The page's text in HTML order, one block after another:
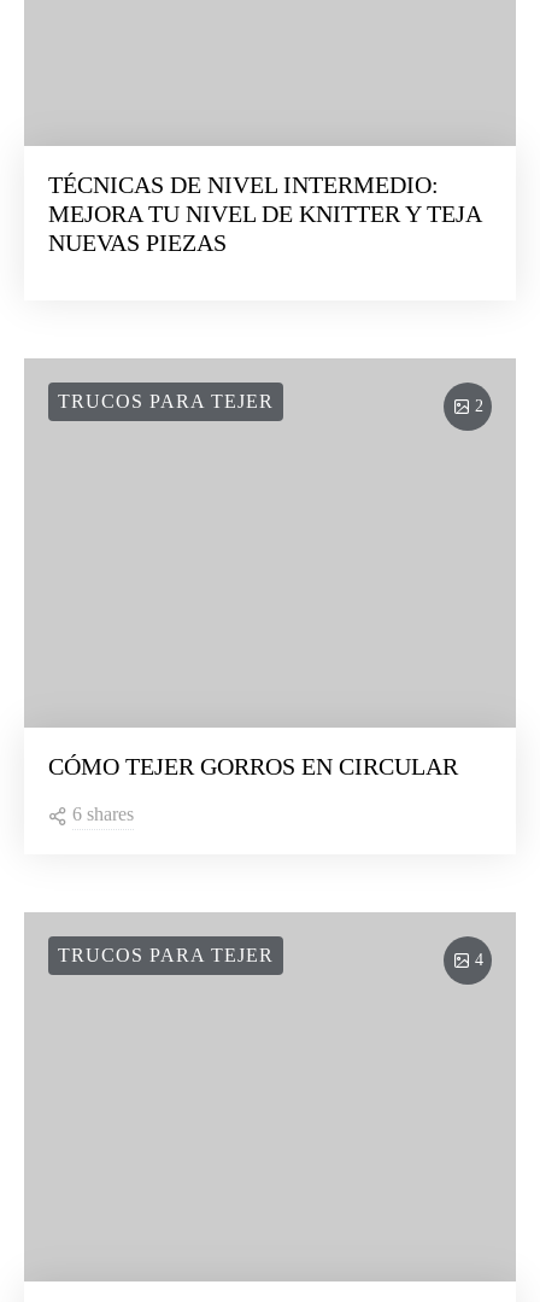
TÉCNICAS DE NIVEL INTERMEDIO:
MEJORA TU NIVEL DE KNITTER Y TEJA
NUEVAS PIEZAS
2
TRUCOS PARA TEJER
CÓMO TEJER GORROS EN CIRCULAR
6 shares
4
TRUCOS PARA TEJER